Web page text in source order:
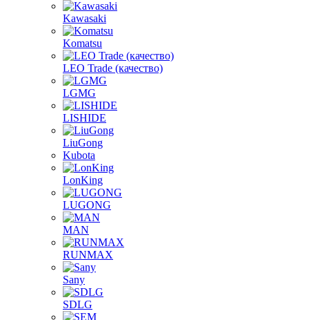
Kawasaki
Komatsu
LEO Trade (качество)
LGMG
LISHIDE
LiuGong
Kubota
LonKing
LUGONG
MAN
RUNMAX
Sany
SDLG